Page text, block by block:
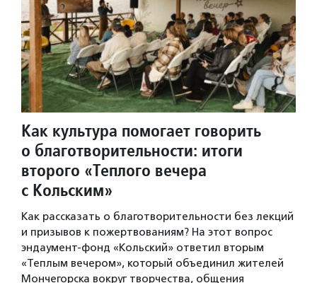
Как культура помогает говорить
о благотворительности: итоги
второго «Теплого вечера
с Кольским»
Как рассказать о благотворительности без лекций
и призывов к пожертвованиям? На этот вопрос
эндаумент-фонд «Кольский» ответил вторым
«Теплым вечером», который объединил жителей
Мончегорска вокруг творчества, общения